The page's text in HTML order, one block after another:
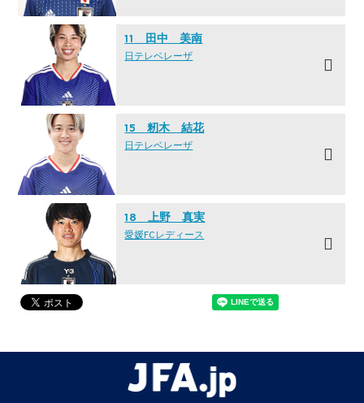
11 田中 美南
日テレ·ベレーザ
15 籾木 結花
日テレ·ベレーザ
18 上野 真実
愛媛FCレディース